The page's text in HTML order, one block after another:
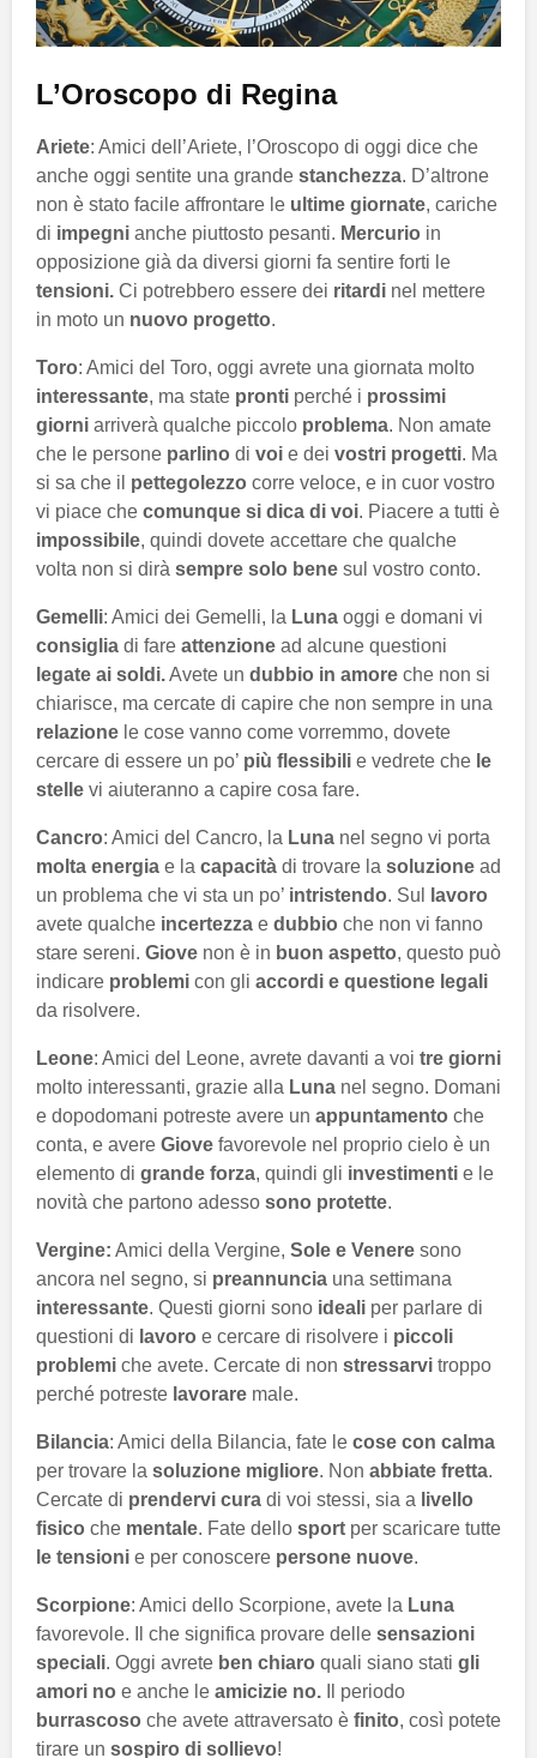
L’Oroscopo di Regina
Ariete: Amici dell’Ariete, l’Oroscopo di oggi dice che
anche oggi sentite una grande stanchezza. D’altrone
non è stato facile affrontare le ultime giornate, cariche
di impegni anche piuttosto pesanti. Mercurio in
opposizione già da diversi giorni fa sentire forti le
tensioni. Ci potrebbero essere dei ritardi nel mettere
in moto un nuovo progetto.
Toro: Amici del Toro, oggi avrete una giornata molto
interessante, ma state pronti perché i prossimi
giorni arriverà qualche piccolo problema. Non amate
che le persone parlino di voi e dei vostri progetti. Ma
si sa che il pettegolezzo corre veloce, e in cuor vostro
vi piace che comunque si dica di voi. Piacere a tutti è
impossibile, quindi dovete accettare che qualche
volta non si dirà sempre solo bene sul vostro conto.
Gemelli: Amici dei Gemelli, la Luna oggi e domani vi
consiglia di fare attenzione ad alcune questioni
legate ai soldi.Avete un dubbio in amore che non si
chiarisce, ma cercate di capire che non sempre in una
relazione le cose vanno come vorremmo, dovete
cercare di essere un po’ più flessibili e vedrete che le
stelle vi aiuteranno a capire cosa fare.
Cancro: Amici del Cancro, la Luna nel segno vi porta
molta energia e la capacità di trovare la soluzione ad
un problema che vi sta un po’ intristendo. Sul
lavoro
avete qualche incertezza e dubbio che non vi fanno
stare sereni. Giove non è in buon aspetto, questo può
indicare problemi con gli accordi e questione legali
da risolvere.
Leone: Amici del Leone, avrete davanti a voi tre giorni
molto interessanti, grazie alla Luna nel segno. Domani
e dopodomani potreste avere un appuntamento che
conta, e avere Giove favorevole nel proprio cielo è un
elemento di grande forza, quindi gli investimenti e le
novità che partono adesso sono protette.
Vergine: Amici della Vergine, Sole e Venere sono
ancora nel segno, si preannuncia una settimana
interessante. Questi giorni sono ideali per parlare di
questioni di lavoro e cercare di risolvere i piccoli
problemi che avete. Cercate di non stressarvi troppo
perché potreste lavorare male.
Bilancia: Amici della Bilancia, fate le cose con calma
per trovare la soluzione migliore. Non abbiate fretta.
Cercate di prendervi cura di voi stessi, sia a livello
fisico che mentale. Fate dello sport per scaricare tutte
le tensioni e per conoscere persone nuove.
Scorpione: Amici dello Scorpione, avete la Luna
favorevole. Il che significa provare delle sensazioni
speciali. Oggi avrete ben chiaro quali siano stati gli
amori no e anche le amicizie no. Il periodo
burrascoso che avete attraversato è finito, così potete
tirare un sospiro di sollievo!